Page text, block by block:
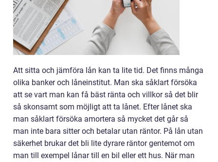
Att sitta och jämföra lån kan ta lite tid. Det finns många
olika banker och låneinstitut. Man ska såklart försöka
att se vart man kan få bäst ränta och villkor så det blir
så skonsamt som möjligt att ta lånet. Efter lånet ska
man såklart försöka amortera så mycket det går så
man inte bara sitter och betalar utan räntor. På lån utan
säkerhet brukar det bli lite dyrare räntor gentemot om
man till exempel lånar till en bil eller ett hus. När man